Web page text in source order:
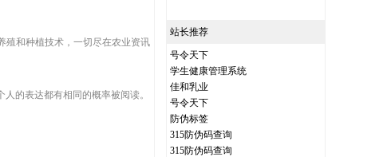
殖和种植技术，一切尽在农业资讯
的表达都有相同的概率被阅读。
站长推荐
号令天下
学生健康管理系统
佳和乳业
号令天下
防伪标签
315防伪码查询
315防伪码查询